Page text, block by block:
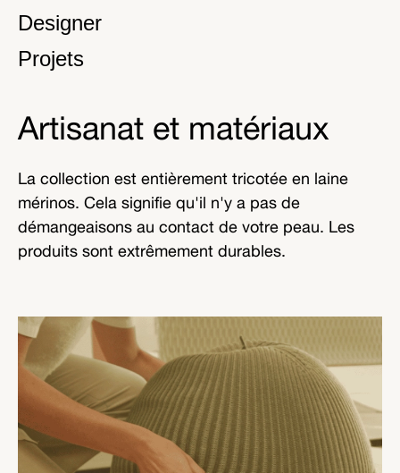
Designer
Projets
Artisanat et matériaux
La collection est entièrement tricotée en laine
mérinos. Cela signifie qu'il n'y a pas de
démangeaisons au contact de votre peau. Les
produits sont extrêmement durables.